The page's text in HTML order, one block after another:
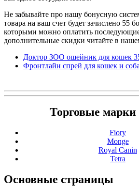
Не забывайте про нашу бонусную
товара на ваш счет будет зачислено 55
которыми можно оплатить
дополнительные скидки читайте в
Доктор ЗОО ошейник для кошек
Фронтлайн спрей для кошек и
Торговые марки
Fiory
Monge
Royal Canin
Tetra
Основные страницы